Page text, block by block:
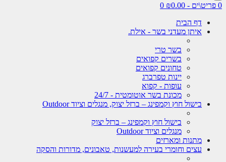
0
דף הבית
איתן מעדני בשר - אילת.
בשר טרי
בשרים קפואים
טחונים קפואים
יינות טפרברג
עופות - קפוא
מכונת בשר אוטומטית - 24/7
בישול חוץ וקמפינג – ברזל יצוק, מנגלים וציוד Outdoor
בישול חוץ וקמפינג – ברזל יצוק
מנגלים וציוד Outdoor
מתנות ומארזים
עצים וחומרי בעירה למעשנות, טאבונים, מדורות והסקה